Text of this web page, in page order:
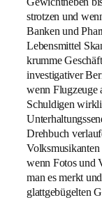
strotzen und
Banken und
Lebensmittel
krumme
investigativer
wenn Flugzeuge
Schuldigen
Drehbuch
wenn Fotos und
man es merkt
glattgebügelten